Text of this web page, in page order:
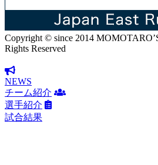
Copyright © since 2014
Rights Reserved
NEWS
チーム紹介
選手紹介
試合結果